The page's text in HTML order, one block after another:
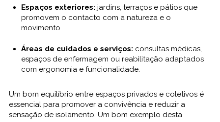
Espaços exteriores: jardins, terraços e pátios que
promovem o contacto com a natureza e o
movimento.
Áreas de cuidados e serviços: consultas médicas,
espaços de enfermagem ou reabilitação adaptados
com ergonomia e funcionalidade.
Um bom equilíbrio entre espaços privados e coletivos é
essencial para promover a convivência e reduzir a
sensação de isolamento. Um bom exemplo desta